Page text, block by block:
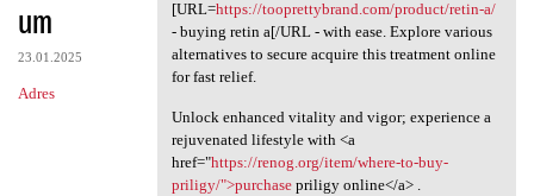
um
23.01.2025
Adres
[URL=https://tooprettybrand.com/product/retin-a/
- buying retin a[/URL - with ease. Explore various
alternatives to secure acquire this treatment online
for fast relief.
Unlock enhanced vitality and vigor; experience a
rejuvenated lifestyle with <a
href="https://renog.org/item/where-to-buy-
priligy/">purchasepriligy online</a> .